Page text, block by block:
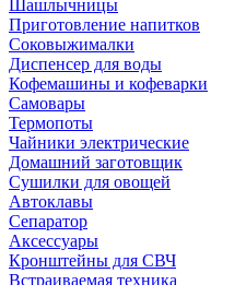
Шашлычницы
Приготовление напитков
Соковыжималки
Диспенсер для воды
Кофемашины и кофеварки
Самовары
Термопоты
Чайники электрические
Домашний заготовщик
Сушилки для овощей
Автоклавы
Сепаратор
Аксессуары
Кронштейны для СВЧ
Встраиваемая техника